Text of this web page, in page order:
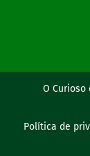
O Curioso
Política de